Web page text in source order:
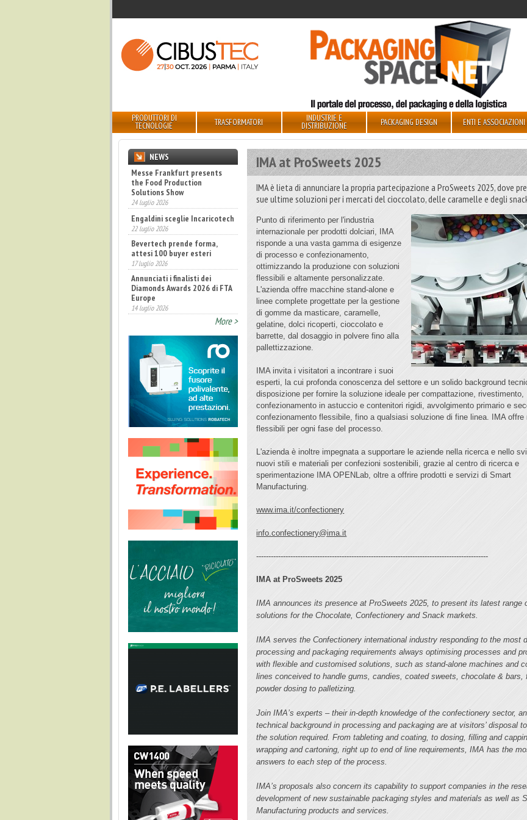
PRODUTTORI DI
TECNOLOGIE TRASFORMATORI INDUSTRIE E
DISTRIBUZIONE PACKAGING DESIGN ENTI E ASSOCIAZIONI
IMA at ProSweets 2025
IMA è lieta di annunciare la propria partecipazione a ProSweets 2025, dove
sue ultime soluzioni per i mercati del cioccolato, delle caramelle e degli
Punto di riferimento per l'industria
internazionale per prodotti dolciari, IMA
risponde a una vasta gamma di esigenze
di processo e confezionamento,
ottimizzando la produzione con soluzioni
flessibili e altamente personalizzate.
L'azienda offre macchine stand-alone e
linee complete progettate per la gestione
di gomme da masticare, caramelle,
gelatine, dolci ricoperti, cioccolato e
barrette, dal dosaggio in polvere fino alla
pallettizzazione.
IMA invita i visitatori a incontrare i suoi
esperti, la cui profonda conoscenza del settore e un solido background
disposizione per fornire la soluzione ideale per compattazione, rivestimento,
confezionamento in astuccio e contenitori rigidi, avvolgimento primario e
confezionamento flessibile, fino a qualsiasi soluzione di fine linea. IMA offre
flessibili per ogni fase del processo.
L'azienda è inoltre impegnata a supportare le aziende nella ricerca e nello
nuovi stili e materiali per confezioni sostenibili, grazie al centro di ricerca e
sperimentazione IMA OPENLab, oltre a offrire prodotti e servizi di Smart
Manufacturing.
www.ima.it/confectionery
info.confectionery@ima.it
-----------------------------------------------------------------------------------------------
IMA at ProSweets 2025
IMA announces its presence at ProSweets 2025, to present its latest range
solutions for the Chocolate, Confectionery and Snack markets.
IMA serves the Confectionery international industry responding to the most
processing and packaging requirements always optimising processes and
with flexible and customised solutions, such as stand-alone machines and
lines conceived to handle gums, candies, coated sweets, chocolate & bars,
powder dosing to palletizing.
Join IMA’s experts – their in-depth knowledge of the confectionery sector,
technical background in processing and packaging are at visitors’ disposal
the solution required. From tableting and coating, to dosing, filling and
wrapping and cartoning, right up to end of line requirements, IMA has the
answers to each step of the process.
IMA’s proposals also concern its capability to support companies in the
development of new sustainable packaging styles and materials as well as
Manufacturing products and services.
NEWS
Messe Frankfurt presents
the Food Production
Solutions Show
24 luglio 2026
Engaldini sceglie Incaricotech
22 luglio 2026
Bevertech prende forma,
attesi 100 buyer esteri
17 luglio 2026
Annunciati i finalisti dei
Diamonds Awards 2026 di FTA
Europe
14 luglio 2026
Fatturato record per
l'industria cosmetica in Italia
10 luglio 2026
More >